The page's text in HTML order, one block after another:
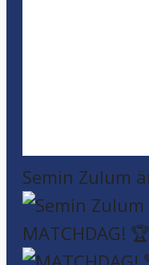
Semin Zulum
MATCHDAG!